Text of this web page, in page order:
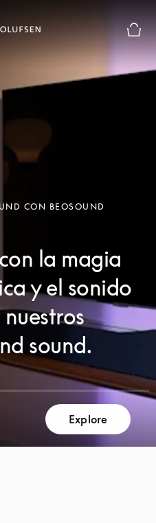
El
CON BEOSOUND
la magia
y el sonido
sound.
Explore